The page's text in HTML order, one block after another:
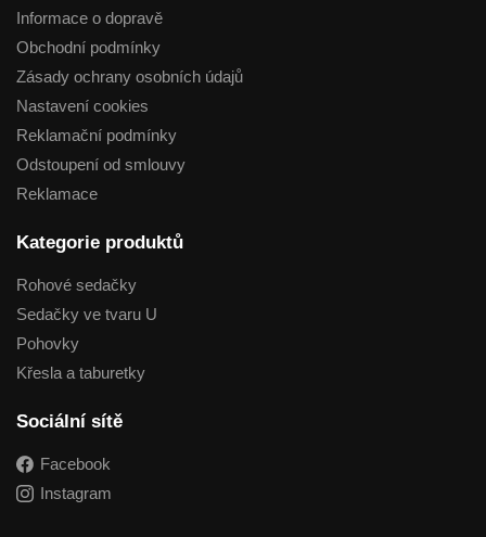
Informace o dopravě
Obchodní podmínky
Zásady ochrany osobních údajů
Nastavení cookies
Reklamační podmínky
Odstoupení od smlouvy
Reklamace
Kategorie produktů
Rohové sedačky
Sedačky ve tvaru U
Pohovky
Křesla a taburetky
Sociální sítě
Facebook
Instagram